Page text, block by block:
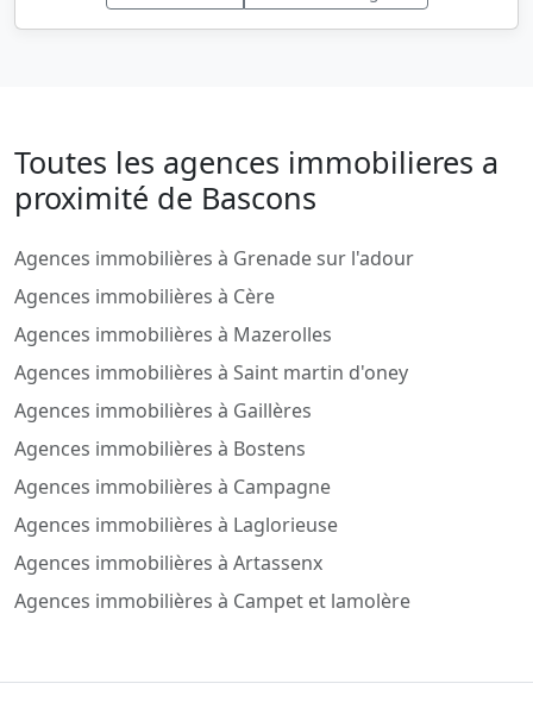
Toutes les agences immobilieres a
proximité de Bascons
Agences immobilières à Grenade sur l'adour
Agences immobilières à Cère
Agences immobilières à Mazerolles
Agences immobilières à Saint martin d'oney
Agences immobilières à Gaillères
Agences immobilières à Bostens
Agences immobilières à Campagne
Agences immobilières à Laglorieuse
Agences immobilières à Artassenx
Agences immobilières à Campet et lamolère